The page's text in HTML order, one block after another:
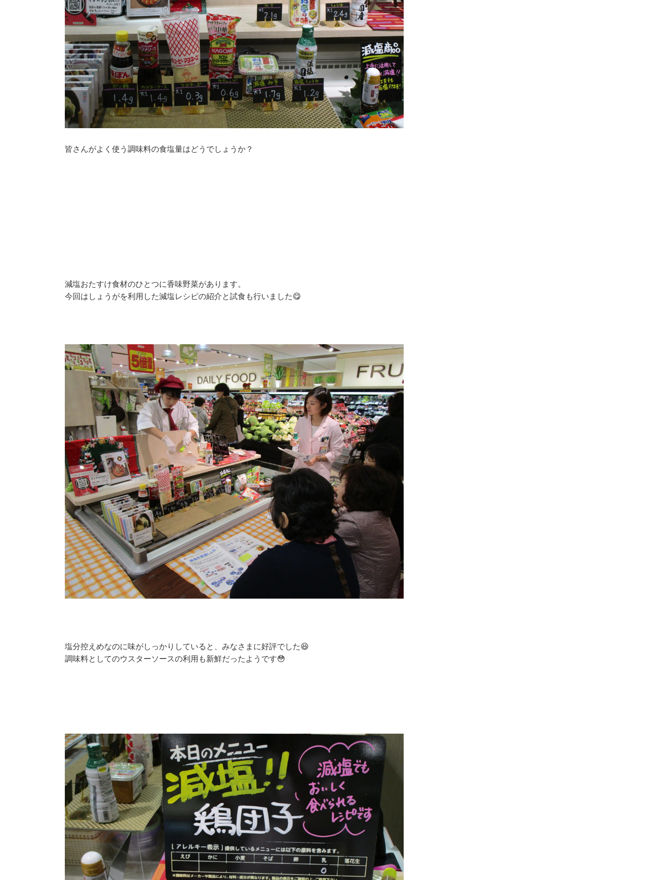
皆さんがよく使う調味料の食塩量はどうでしょうか？
減塩おたすけ食材のひとつに香味野菜があります。
今回はしょうがを利用した減塩レシピの紹介と試食も行いました😋
塩分控えめなのに味がしっかりしていると、みなさまに好評でした😆
調味料としてのウスターソースの利用も新鮮だったようです😳